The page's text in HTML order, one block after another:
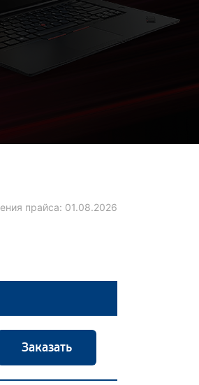
прайса: 01.08.2026
Заказать